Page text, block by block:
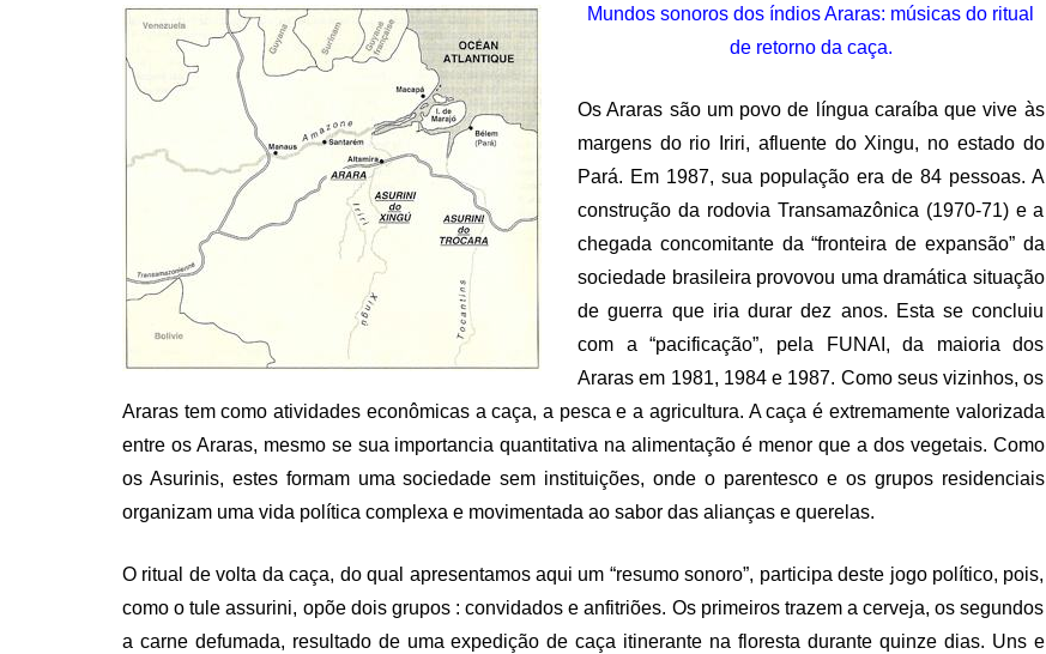
Mundos sonoros dos índios Araras: músicas do ritual
de retorno da caça.
Os Araras são um povo de língua caraíba que vive às
margens do rio Iriri, afluente do Xingu, no estado do
Pará. Em 1987, sua população era de 84 pessoas. A
construção da rodovia Transamazônica (1970-71) e a
chegada concomitante da “fronteira de expansão” da
sociedade brasileira provovou uma dramática situação
de guerra que iria durar dez anos. Esta se concluiu
com a “pacificação”, pela FUNAI, da maioria dos
Araras em 1981, 1984 e 1987. Como seus vizinhos, os
Araras tem como atividades econômicas a caça, a pesca e a agricultura. A caça é extremamente valorizada
entre os Araras, mesmo se sua importancia quantitativa na alimentação é menor que a dos vegetais. Como
os Asurinis, estes formam uma sociedade sem instituições, onde o parentesco e os grupos residenciais
organizam uma vida política complexa e movimentada ao sabor das alianças e querelas.
O ritual de volta da caça, do qual apresentamos aqui um “resumo sonoro”, participa deste jogo político, pois,
como o tule assurini, opõe dois grupos : convidados e anfitriões. Os primeiros trazem a cerveja, os segundos
a carne defumada, resultado de uma expedição de caça itinerante na floresta durante quinze dias. Uns e